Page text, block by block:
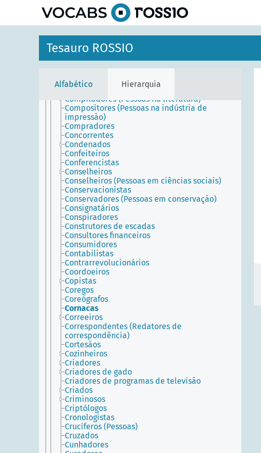
Tesauro ROSSIO
Alfabético Hierarquia
Cocheiros
Colecionadores
Coletores
Colonos
Coloristas (Artistas de design gráfico)
Comendadores
Comerciantes
Comissários
Comissionistas
Comitentes
Compiladores (Pessoas na literatura)
Compositores (Pessoas na indústria de
impressão)
Compradores
Concorrentes
Condenados
Confeiteiros
Conferencistas
Conselheiros
Conselheiros (Pessoas em ciências sociais)
Conservacionistas
Conservadores (Pessoas em conservação)
Consignatários
Conspiradores
Construtores de escadas
Consultores financeiros
Consumidores
Contabilistas
Contrarrevolucionários
Coordoeiros
Copistas
Coregos
Coreógrafos
Cornacas
Correeiros
Correspondentes (Redatores de
correspondência)
Cortesãos
Cozinheiros
Criadores
Criadores de gado
Criadores de programas de televisão
Criados
Criminosos
Criptólogos
Cronologistas
Crucíferos (Pessoas)
Cruzados
Cunhadores